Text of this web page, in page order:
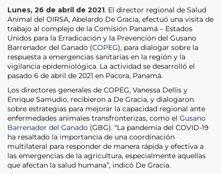
Lunes, 26 de abril de 2021. El director regional de Salud
Animal del OIRSA, Abelardo De Gracia, efectuó una visita de
trabajo al complejo de la Comisión Panamá – Estados
Unidos para la Erradicación y la Prevención del Gusano
Barrenador del Ganado (COPEG), para dialogar sobre la
respuesta a emergencias sanitarias en la región y la
vigilancia epidemiológica. La actividad se desarrolló el
pasado 6 de abril de 2021 en Pacora, Panamá.
Los directores generales de COPEG, Vanessa Dellis y
Enrique Samudio, recibieron a De Gracia, y dialogaron
sobre estrategias para mejorar la capacidad regional ante
enfermedades animales transfronterizas, como el Gusano
Barrenador del Ganado (GBG). “La pandemia del COVID-19
ha resaltado la importancia de una coordinación
multilateral para responder de manera rápida y efectiva a
las emergencias de la agricultura, especialmente aquellas
que afectan la salud humana”, indicó De Gracia.